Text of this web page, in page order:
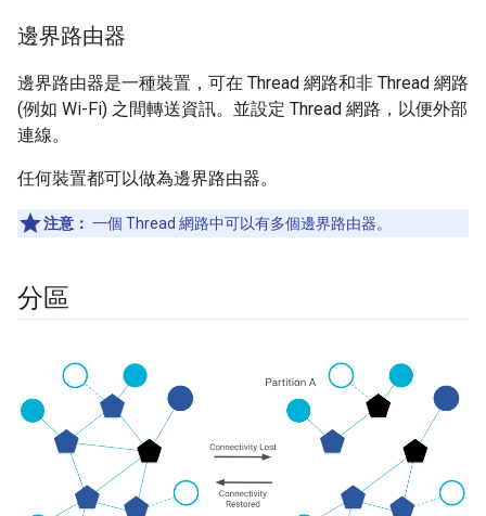
邊界路由器
邊界路由器是一種裝置，可在 Thread 網路和非 Thread 網路
(例如 Wi-Fi) 之間轉送資訊。並設定 Thread 網路，以便外部
連線。
任何裝置都可以做為邊界路由器。
注意： 一個 Thread 網路中可以有多個邊界路由器。
分區